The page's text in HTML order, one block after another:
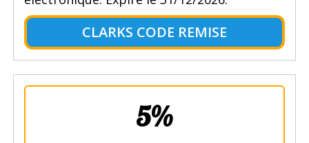
CLARKS CODE REMISE
5%